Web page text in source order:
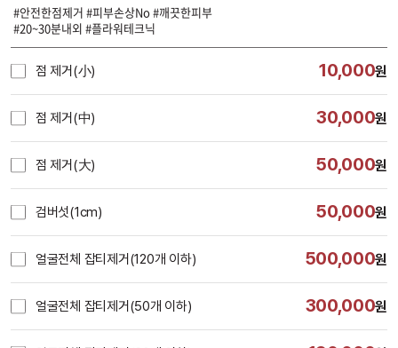
#안전한점제거 #피부손상No #깨끗한피부
#20~30분내외 #플라워테크닉
점 제거(小) 10,000원
점 제거(中) 30,000원
점 제거(大) 50,000원
검버섯(1cm) 50,000원
얼굴전체 잡티제거(120개 이하) 500,000원
얼굴전체 잡티제거(50개 이하) 300,000원